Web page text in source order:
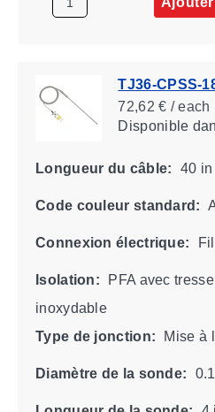
TJ36-CPSS-
72,62 € / each
Disponible
Longueur du câble: 40 in
Code couleur standard:
Connexion électrique:
Isolation:
PFA avec
inoxydable
Type de jonction:
Mise à
Diamètre de la sonde: